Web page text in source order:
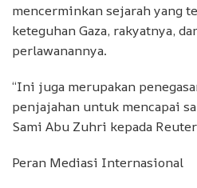
mencerminkan sejarah yang
keteguhan Gaza, rakyatnya,
perlawanannya.
“Ini juga merupakan
penjajahan untuk mencapai
Sami Abu Zuhri kepada
Peran Mediasi Internasional